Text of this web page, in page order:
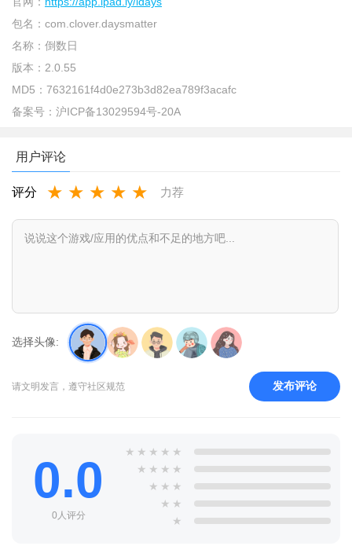
下载并打开days matter倒数日，进入days matter界面，点击
包名： com.clover.daysmatter
名称： 倒数日
版本： 2.0.55
MD5： 7632161f4d0e273b3d82ea789f3acafc
备案号： 沪ICP备13029594号-20A
用户评论
评分 ★ ★ ★ ★ ★ 力荐
选择头像:
请文明发言，遵守社区规范 发布评论
0.0
0人评分
★ ★ ★ ★ ★
★ ★ ★ ★
★ ★ ★
★ ★
★